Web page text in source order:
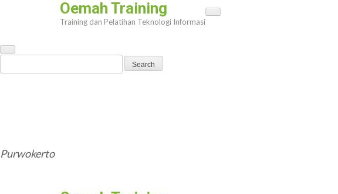
(Press
Enter)
Oemah Training
Training dan Pelatihan Teknologi Informasi
Purwokerto